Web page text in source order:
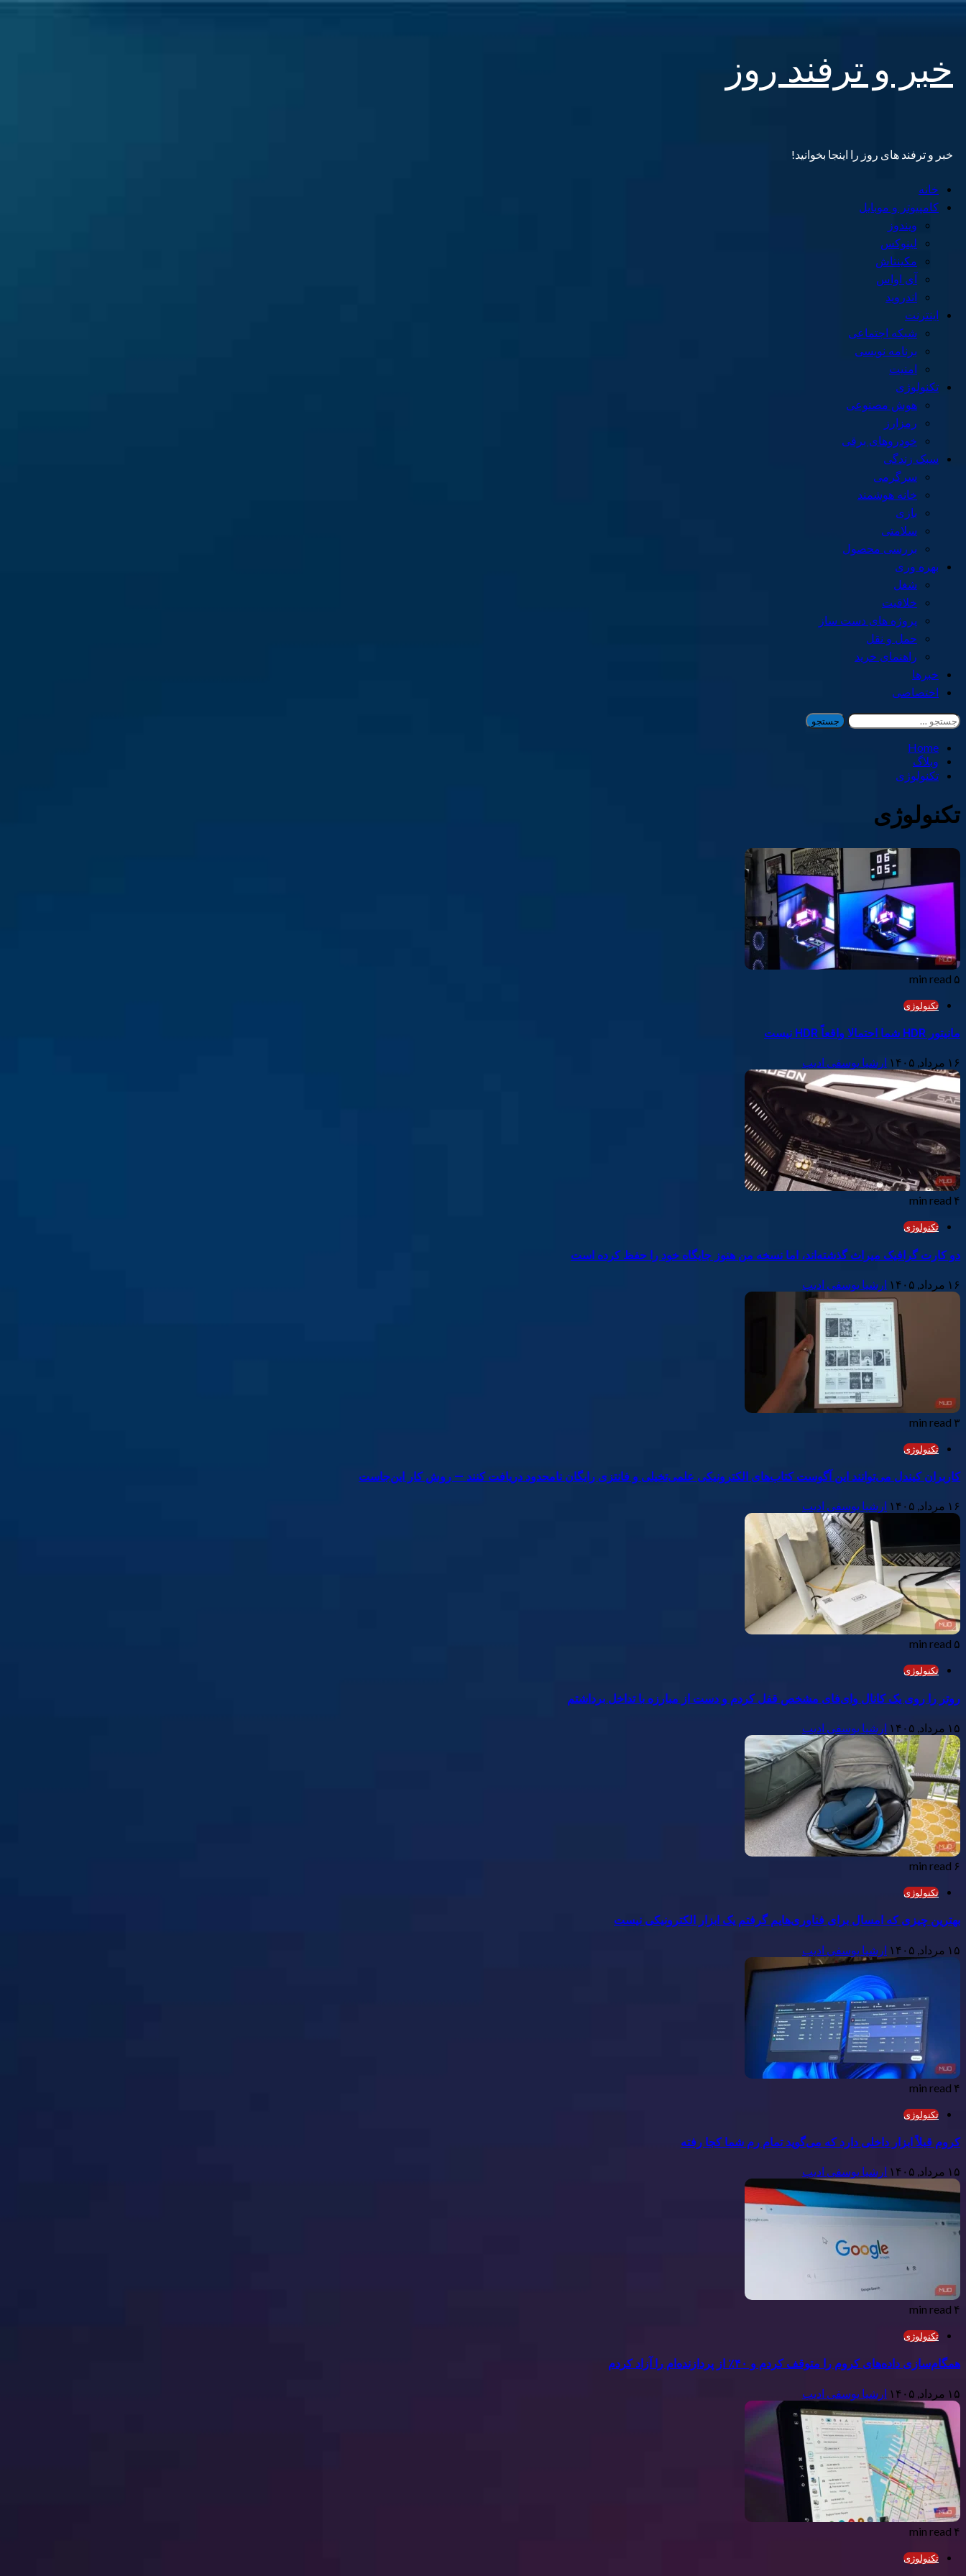
content
خبر و ترفند روز
خبر و ترفند های روز را اینجا بخوانید!
Primary
Menu
خانه
کامپیوتر و موبایل
ویندوز
لینوکس
مکینتاش
آی اواس
اندروید
اینترنت
شبکه اجتماعی
برنامه نویسی
امنیت
تکنولوژی
هوش مصنوعی
رمزارز
خودروهای برقی
سبک زندگی
سرگرمی
خانه هوشمند
بازی
سلامتی
بررسی محصول
بهره وری
شغل
خلاقیت
پروژه های دست ساز
حمل و نقل
راهنمای خرید
خبرها
اختصاصی
جستجو
برای:
Home
وبلاگ
تکنولوژی
تکنولوژی
۵ min read
تکنولوژی
مانیتور HDR شما احتمالا واقعاً HDR نیست
۱۶ مرداد, ۱۴۰۵ ارشیا یوسفی ادیب
۴ min read
تکنولوژی
دو کارت گرافیک میراث گذشته‌اند، اما نسخه من هنوز جایگاه خود را حفظ کرده است
۱۶ مرداد, ۱۴۰۵ ارشیا یوسفی ادیب
۳ min read
تکنولوژی
کاربران کیندل می‌توانند این آگوست کتاب‌های الکترونیکی علمی‌تخیلی و فانتزی رایگان نامحدود دریافت کنند — روش کار این‌جاست
۱۶ مرداد, ۱۴۰۵ ارشیا یوسفی ادیب
۵ min read
تکنولوژی
روتر را روی یک کانال وای‌فای مشخص قفل کردم و دست از مبارزه با تداخل برداشتم
۱۵ مرداد, ۱۴۰۵ ارشیا یوسفی ادیب
۶ min read
تکنولوژی
بهترین چیزی که امسال برای فناوری‌هایم گرفتم یک ابزار الکترونیکی نیست
۱۵ مرداد, ۱۴۰۵ ارشیا یوسفی ادیب
۴ min read
تکنولوژی
کروم قبلاً ابزار داخلی دارد که می‌گوید تمام رم شما کجا رفته
۱۵ مرداد, ۱۴۰۵ ارشیا یوسفی ادیب
۴ min read
تکنولوژی
همگام‌سازی داده‌های کروم را متوقف کردم و ۴۰٪ از پردازنده‌ام را آزاد کردم
۱۵ مرداد, ۱۴۰۵ ارشیا یوسفی ادیب
۴ min read
تکنولوژی